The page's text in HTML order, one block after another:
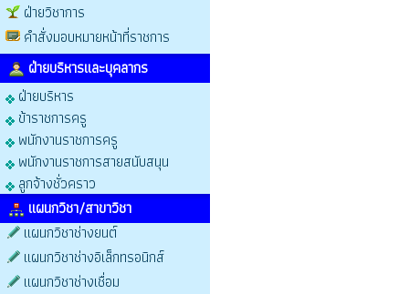
ฝ่ายวิชาการ
คำสั่งมอบหมายหน้าที่ราชการ
ฝ่ายบริหารและบุคลากร
ฝ่ายบริหาร
ข้าราชการครู
พนักงานราชการครู
พนักงานราชการสายสนับสนุน
ลูกจ้างชั่วคราว
แผนกวิชา/สาขาวิชา
แผนกวิชาช่างยนต์
แผนกวิชาช่างอิเล็กทรอนิกส์
แผนกวิชาช่างเชื่อม